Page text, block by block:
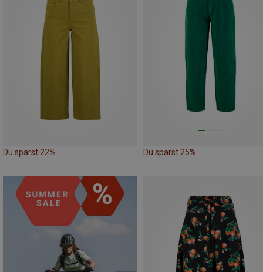
Du sparst 22% Du sparst 25%